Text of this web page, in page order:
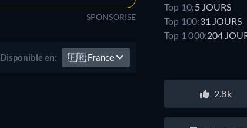
SPONSORISE
Disponible en: 🇫🇷 France
Top 10:5 JOURS
Top 100:31 JOURS
Top 1 000:204
2.8k